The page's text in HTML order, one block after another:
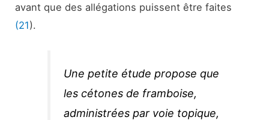
avant que des allégations puissent être faites
(21).
Une petite étude propose que
les cétones de framboise,
administrées par voie topique,